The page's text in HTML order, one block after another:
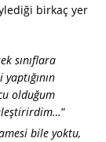
birkaç yer
sınıflara
olduğum
”
bile yoktu,